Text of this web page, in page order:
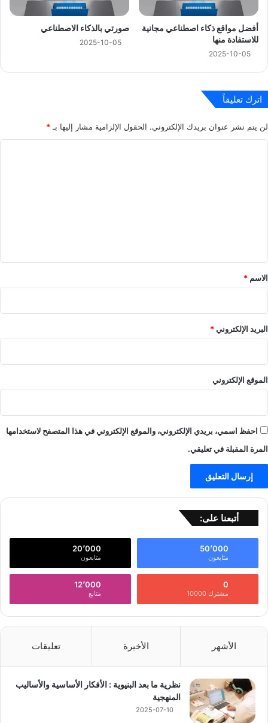
أفضل مواقع ذكاء اصطناعي مجانية
للاستفادة منها
2025-10-05
صورتي بالذكاء الاصطناعي
2025-10-05
اترك تعليقاً
لن يتم نشر عنوان بريدك الإلكتروني. الحقول الإلزامية مشار إليها بـ*
*
الاسم *
البريد الإلكتروني*
الموقع الإلكتروني
احفظ اسمي، بريدي الإلكتروني، والموقع الإلكتروني في هذا المتصفح لاستخدامها
المرة المقبلة في تعليقي.
أتبعنا على:
50٬000
متابعون
20٬000
متابعون
0
مشترك 10000
12٬000
متابع
الأشهر الأخيرة تعليقات
نظرية ما بعد البنيوية : الأفكار الأساسية والأساليب
المنهجية
2025-07-10